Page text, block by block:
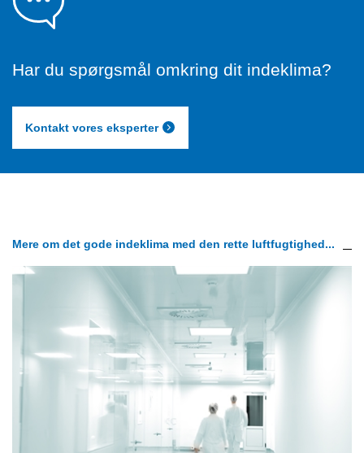
Har du spørgsmål omkring dit indeklima?
Kontakt vores eksperter
Mere om det gode indeklima med den rette luftfugtighed...